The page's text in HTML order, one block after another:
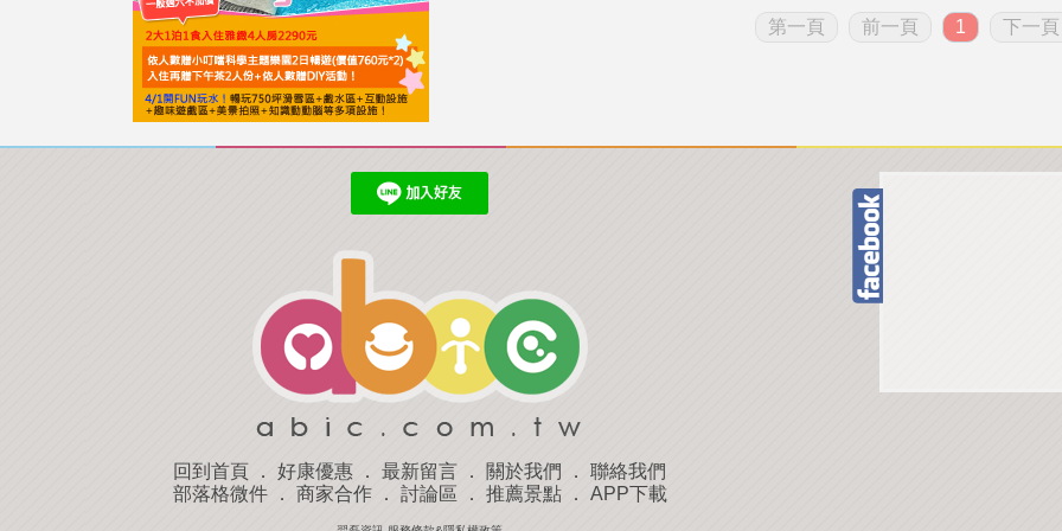
第一頁 前一頁 1 下一頁
回到首頁 ． 好康優惠 ． 最新留言 ． 關於我們 ． 聯絡我們
部落格微件． 商家合作． 討論區 ． 推薦景點． APP下載